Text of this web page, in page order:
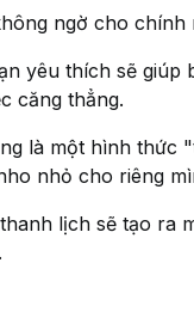
ngờ cho chính
yêu thích sẽ giúp
căng thẳng.
là một hình thức
nhỏ cho riêng
lịch sẽ tạo ra